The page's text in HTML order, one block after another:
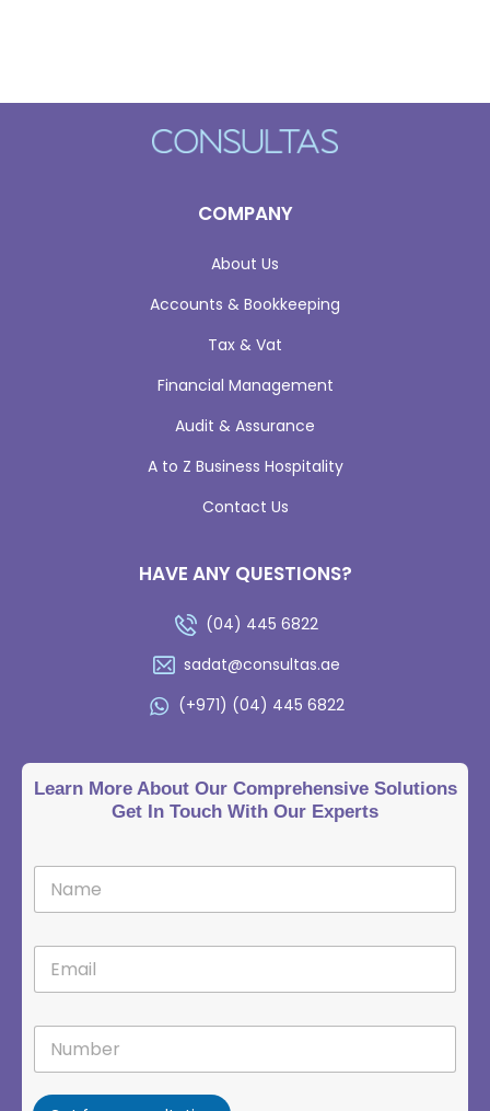
COMPANY
About Us
Accounts & Bookkeeping
Tax & Vat
Financial Management
Audit & Assurance
A to Z Business Hospitality
Contact Us
HAVE ANY QUESTIONS?
(04) 445 6822
sadat@consultas.ae
(+971) (04) 445 6822
Learn More About Our Comprehensive Solutions
Get In Touch With Our Experts